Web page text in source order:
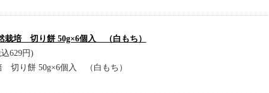
栽培 切り餅 50g×6個入 （白もち）
629円)
切り餅 50g×6個入 （白もち）